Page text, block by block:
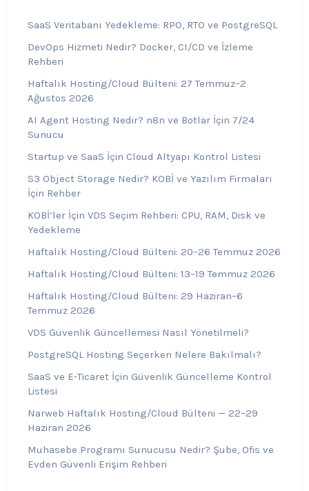
SaaS Veritabanı Yedekleme: RPO, RTO ve PostgreSQL
DevOps Hizmeti Nedir? Docker, CI/CD ve İzleme
Rehberi
Haftalık Hosting/Cloud Bülteni: 27 Temmuz–2
Ağustos 2026
AI Agent Hosting Nedir? n8n ve Botlar İçin 7/24
Sunucu
Startup ve SaaS İçin Cloud Altyapı Kontrol Listesi
S3 Object Storage Nedir? KOBİ ve Yazılım Firmaları
İçin Rehber
KOBİ’ler İçin VDS Seçim Rehberi: CPU, RAM, Disk ve
Yedekleme
Haftalık Hosting/Cloud Bülteni: 20–26 Temmuz 2026
Haftalık Hosting/Cloud Bülteni: 13–19 Temmuz 2026
Haftalık Hosting/Cloud Bülteni: 29 Haziran–6
Temmuz 2026
VDS Güvenlik Güncellemesi Nasıl Yönetilmeli?
PostgreSQL Hosting Seçerken Nelere Bakılmalı?
SaaS ve E-Ticaret İçin Güvenlik Güncelleme Kontrol
Listesi
Narweb Haftalık Hosting/Cloud Bülteni — 22–29
Haziran 2026
Muhasebe Programı Sunucusu Nedir? Şube, Ofis ve
Evden Güvenli Erişim Rehberi